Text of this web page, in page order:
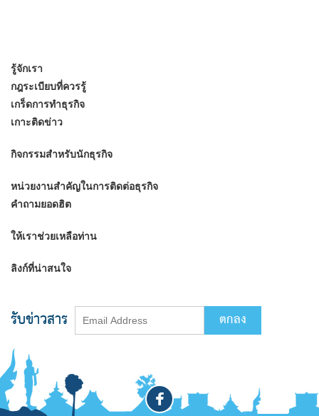
รู้จักเรา
กฎระเบียบที่ควรรู้
เกร็ดการทำธุรกิจ
เกาะติดข่าว
กิจกรรมสำหรับนักธุรกิจ
หน่วยงานสำคัญในการติดต่อธุรกิจ
คำถามยอดฮิต
ให้เราช่วยเหลือท่าน
ลิงก์ที่น่าสนใจ
รับข่าวสาร